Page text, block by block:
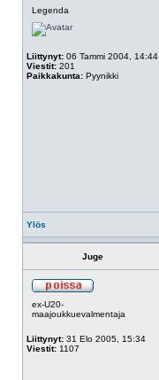
Legenda
Liittynyt: 06 Tammi 2004, 14:44
Viestit: 201
Paikkakunta: Pyynikki
Ylös
Juge
ex-U20-
maajoukkuevalmentaja
Liittynyt: 31 Elo 2005, 15:34
Viestit: 1107